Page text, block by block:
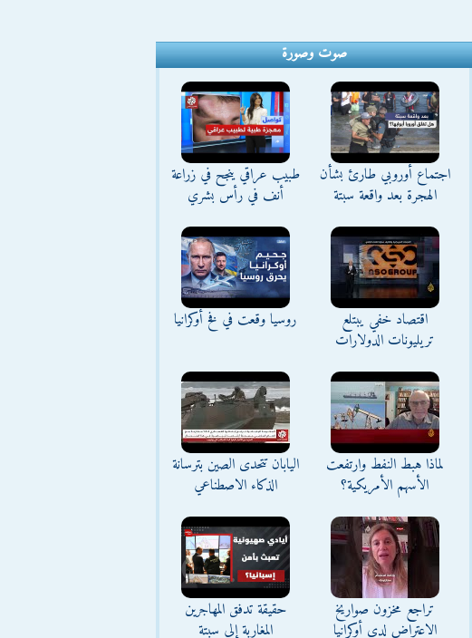
صوت وصورة
اجتماع أوروبي طارئ بشأن
الهجرة بعد واقعة سبتة
طبيب عراقي ينجح في زراعة
أنف في رأس بشري
اقتصاد خفي يبتلع
تريليونات الدولارات
روسيا وقعت في فخ أوكرانيا
لماذا هبط النفط وارتفعت
الأسهم الأمريكية؟
اليابان تتحدى الصين بترسانة
الذكاء الاصطناعي
تراجع مخزون صواريخ
الاعتراض لدى أوكرانيا
حقيقة تدفق المهاجرين
المغاربة إلى سبتة